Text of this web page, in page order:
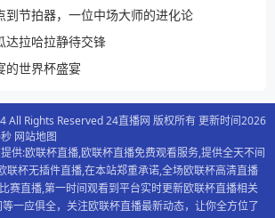
到节拍器，一位中场大师的进化论
达拉哈拉静待交锋
的世界杯盛宴
Rights Reserved 24直播网 版权所有 更新时间2026
网站地图
供:欧联杯直播,欧联杯直播免费观看服务,提供全天不间
联杯无插件直播,在本站郑重承诺,全场欧联杯高清直播
赛直播,第一时间观看到平台实时更新欧联杯直播相关
一应俱全，关注欧联杯直播最新动态，让你全方位了